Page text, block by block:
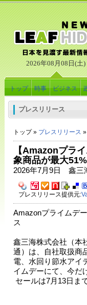
2026年08月08日(土)
トップ 時事 ビジネス
プレスリリース
トップ » プレスリリース
【Amazonプラ
象商品が最大
2026年7月9日 鑫三
プレスリリース提供元:
Amazonプライムデ
ス
鑫三海株式会社（本
通）は、自社取扱商
電、水回り節水アイ
イムデーにて、今だ
セールは7月13日ま